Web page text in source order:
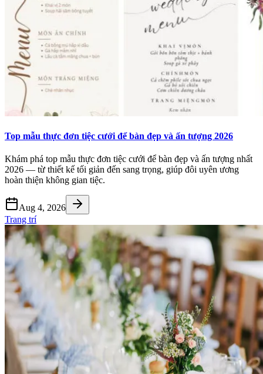
Top mẫu thực đơn tiệc cưới để bàn đẹp và ấn tượng 2026
Khám phá top mẫu thực đơn tiệc cưới để bàn đẹp và ấn tượng nhất
2026 — từ thiết kế tối giản đến sang trọng, giúp đôi uyên ương
hoàn thiện không gian tiệc.
Aug 4, 2026
Trang trí